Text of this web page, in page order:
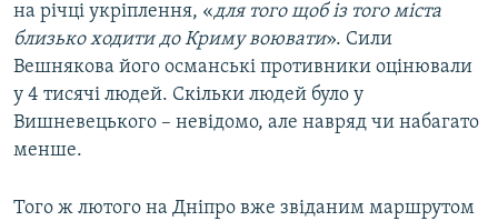
на річці укріплення, «для того щоб із того міста
близько ходити до Криму воювати». Сили
Вешнякова його османські противники оцінювали
у 4 тисячі людей. Скільки людей було у
Вишневецького – невідомо, але навряд чи набагато
менше.
Того ж лютого на Дніпро вже звіданим маршрутом